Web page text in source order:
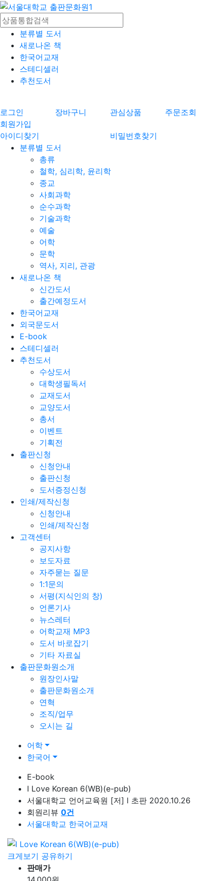
분류별 도서
새로나온 책
한국어교재
스테디셀러
추천도서
로그인 장바구니 관심상품
주문조회
회원가입
아이디찾기
비밀번호찾기
분류별 도서
총류
철학, 심리학, 윤리학
종교
사회과학
순수과학
기술과학
예술
어학
문학
역사, 지리, 관광
새로나온 책
신간도서
출간예정도서
한국어교재
외국문도서
E-book
스테디셀러
추천도서
수상도서
대학생필독서
교재도서
교양도서
총서
이벤트
기획전
출판신청
신청안내
출판신청
도서증정신청
인쇄/제작신청
신청안내
인쇄/제작신청
고객센터
공지사항
보도자료
자주묻는 질문
1:1문의
서평(지식인의 창)
언론기사
뉴스레터
어학교재 MP3
도서 바로잡기
기타 자료실
출판문화원소개
원장인사말
출판문화원소개
연혁
조직/업무
오시는 길
어학
한국어
E-book
I Love Korean 6(WB)(e-pub)
서울대학교 언어교육원 [저] l 초판 2020.10.26
회원리뷰 0건
서울대학교 한국어교재
크게보기 공유하기
판매가